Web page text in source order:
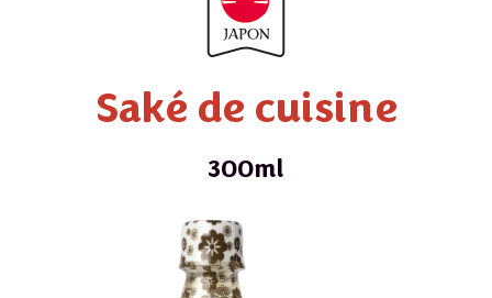
Saké de cuisine
300ml